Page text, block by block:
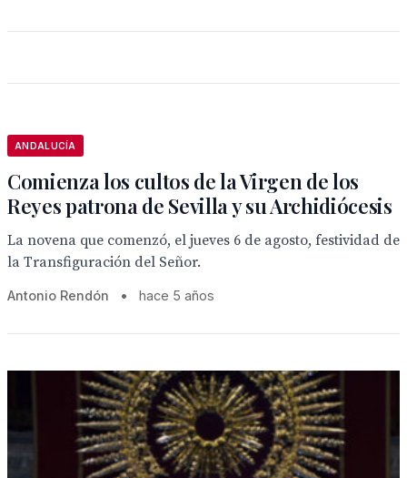
ANDALUCÍA
Comienza los cultos de la Virgen de los
Reyes patrona de Sevilla y su Archidiócesis
La novena que comenzó, el jueves 6 de agosto, festividad de
la Transfiguración del Señor.
Antonio Rendón • hace 5 años